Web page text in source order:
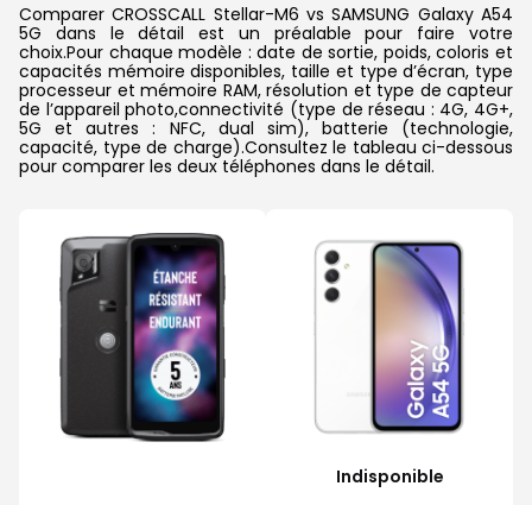
Comparer CROSSCALL Stellar-M6 vs SAMSUNG Galaxy A54
5G dans le détail est un préalable pour faire votre
choix.Pour chaque modèle : date de sortie, poids, coloris et
capacités mémoire disponibles, taille et type d’écran, type
processeur et mémoire RAM, résolution et type de capteur
de l’appareil photo,connectivité (type de réseau : 4G, 4G+,
5G et autres : NFC, dual sim), batterie (technologie,
capacité, type de charge).Consultez le tableau ci-dessous
pour comparer les deux téléphones dans le détail.
Indisponible